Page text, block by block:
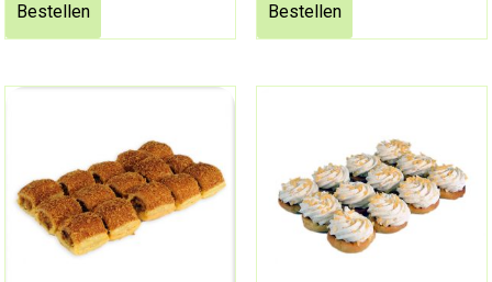
Bestellen Bestellen